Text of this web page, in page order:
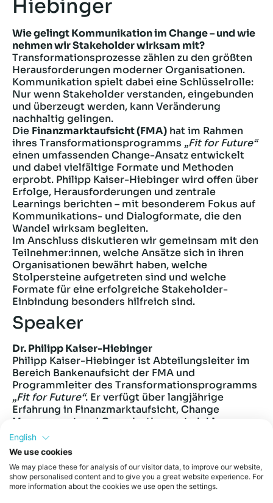
Hiebinger
Wie gelingt Kommunikation im Change – und wie
nehmen wir Stakeholder wirksam mit?
Transformationsprozesse zählen zu den größten
Herausforderungen moderner Organisationen.
Kommunikation spielt dabei eine Schlüsselrolle:
Nur wenn Stakeholder verstanden, eingebunden
und überzeugt werden, kann Veränderung
nachhaltig gelingen.
Die Finanzmarktaufsicht (FMA) hat im Rahmen
ihres Transformationsprogramms „Fit for Future“
einen umfassenden Change-Ansatz entwickelt
und dabei vielfältige Formate und Methoden
erprobt. Philipp Kaiser-Hiebinger wird offen über
Erfolge, Herausforderungen und zentrale
Learnings berichten – mit besonderem Fokus auf
Kommunikations- und Dialogformate, die den
Wandel wirksam begleiten.
Im Anschluss diskutieren wir gemeinsam mit den
Teilnehmer:innen, welche Ansätze sich in ihren
Organisationen bewährt haben, welche
Stolpersteine aufgetreten sind und welche
Formate für eine erfolgreiche Stakeholder-
Einbindung besonders hilfreich sind.
Speaker
Dr. Philipp Kaiser-Hiebinger
Philipp Kaiser-Hiebinger ist Abteilungsleiter im
Bereich Bankenaufsicht der FMA und
Programmleiter des Transformationsprogramms
„Fit for Future“. Er verfügt über langjährige
Erfahrung in Finanzmarktaufsicht, Change
Management und Organisationsentwicklung.
Neben seiner Tätigkeit bei der FMA ist er als
Universitätslektor an der Universität Wien tätig
und ausgebildeter systemischer Coach, Mediator
und Change Manager.
Format
English
We use cookies
We may place these for analysis of our visitor data, to improve our website,
show personalised content and to give you a great website experience. For
more information about the cookies we use open the settings.